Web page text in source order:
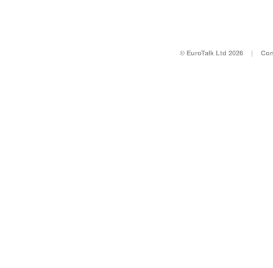
© EuroTalk Ltd 2026 |